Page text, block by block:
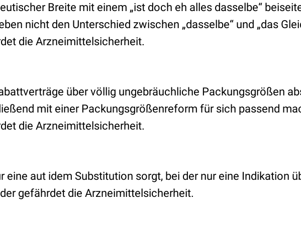
Breite mit einem „ist doch eh alles dasselbe“
nicht den Unterschied zwischen „dasselbe“ und „das
die Arzneimittelsicherheit.
über völlig ungebräuchliche Packungsgrößen
mit einer Packungsgrößenreform für sich passend
die Arzneimittelsicherheit.
eine aut idem Substitution sorgt, bei der nur eine Indikation
gefährdet die Arzneimittelsicherheit.